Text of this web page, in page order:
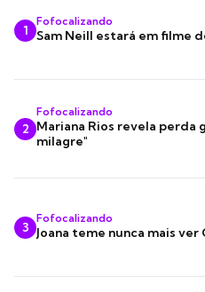
1
Fofocalizando
Sam Neill estará em filme
2
Fofocalizando
Mariana Rios revela perda
milagre"
3
Fofocalizando
Joana teme nunca mais ver